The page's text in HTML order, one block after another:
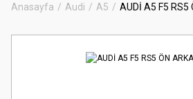
Anasayfa Audi A5 AUDİ A5 F5 RS5